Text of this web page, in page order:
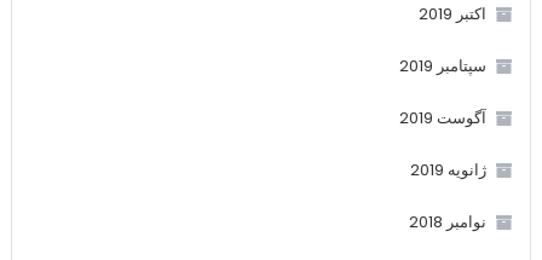
اکتبر 2019
سپتامبر 2019
آگوست 2019
ژانویه 2019
نوامبر 2018